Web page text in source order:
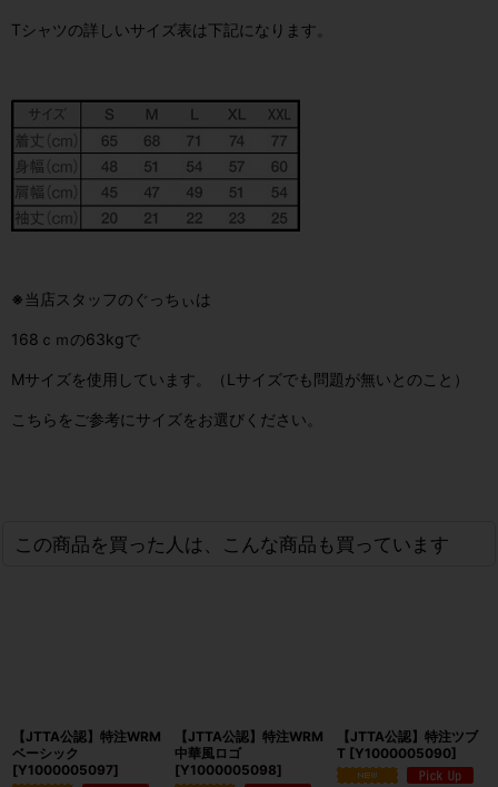
Tシャツの詳しいサイズ表は下記になります。
※当店スタッフのぐっちぃは
168ｃｍの63kgで
Mサイズを使用しています。（Lサイズでも問題が無いとのこと）
こちらをご参考にサイズをお選びください。
この商品を買った人は、こんな商品も買っています
【JTTA公認】特注WRM
ベーシック
[Y1000005097]
【JTTA公認】特注WRM
中華風ロゴ
[Y1000005098]
【JTTA公認】特注ツブ
T [Y1000005090]